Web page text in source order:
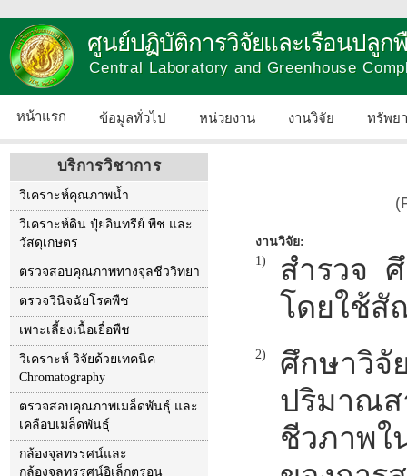
ศูนย์ปฏิบัติการวิจัยและเรือนปลูก
Central Laboratory and Greenhouse
หน้าแรก ข้อมูลทั่วไป หน่วยงาน งานวิจัย ทรัพย
บริการวิชาการ
วิเคราะห์คุณภาพน้ำ
วิเคราะห์ดิน ปุ๋ยอินทรีย์ พืช และ
วัสดุเกษตร
ตรวจสอบคุณภาพทางจุลชีววิทยา
ตรวจวินิจฉัยโรคพืช
เพาะเลี้ยงเนื้อเยื่อพืช
วิเคราะห์ วิจัยด้วยเทคนิค
Chromatography
ตรวจสอบคุณภาพเมล็ดพันธุ์ และ
เคลือบเมล็ดพันธุ์
กล้องจุลทรรศน์และ
กล้องจุลทรรศน์อิเล็กตรอน
งานวิจัย:
1)
สำรวจ
โดยใช้สั
2)
ศึกษาวิจั
ปริมาณ
ชีวภาพใ